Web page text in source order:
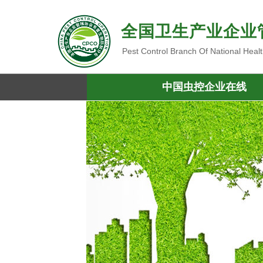
全国卫生产业企
Pest Control Branch Of National
中国虫控企业在线